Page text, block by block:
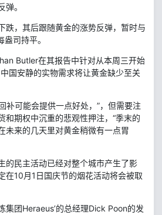
。
跌，其后跟随黄金的涨势反弹，暂时与
司持平。
Butler在其报告中针对从本周三开始
国安静的实物需求将让黄金缺少至关
补可能会提供一点好处，”，但需要注
和期权中沉重的悲观性押注，“季末的
未来的几天里对黄金稍微有一点胃
的民主活动已经对整个城市产生了影
在10月1日国庆节的烟花活动将会被取
集团Heraeus’的总经理Dick Poon的发